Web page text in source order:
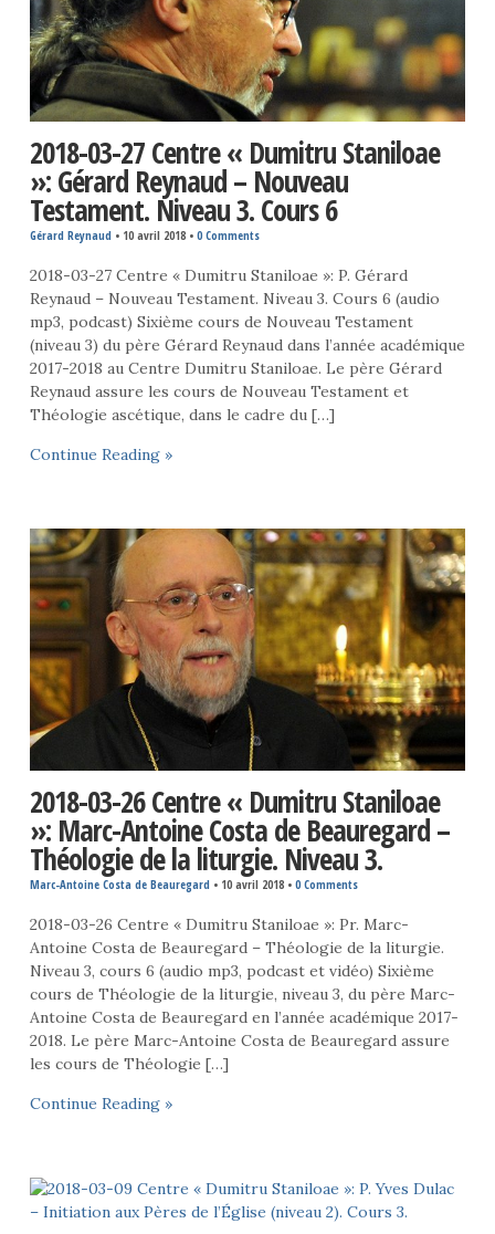
2018-03-27 Centre « Dumitru Staniloae
»: Gérard Reynaud – Nouveau
Testament. Niveau 3. Cours 6
Gérard Reynaud • 10 avril 2018• 0 Comments
2018-03-27 Centre « Dumitru Staniloae »: P. Gérard
Reynaud – Nouveau Testament. Niveau 3. Cours 6 (audio
mp3, podcast) Sixième cours de Nouveau Testament
(niveau 3) du père Gérard Reynaud dans l’année académique
2017-2018 au Centre Dumitru Staniloae. Le père Gérard
Reynaud assure les cours de Nouveau Testament et
Théologie ascétique, dans le cadre du […]
Continue Reading »
2018-03-26 Centre « Dumitru Staniloae
»: Marc-Antoine Costa de Beauregard –
Théologie de la liturgie. Niveau 3.
Marc-Antoine Costa de Beauregard • 10 avril 2018• 0 Comments
2018-03-26 Centre « Dumitru Staniloae »: Pr. Marc-
Antoine Costa de Beauregard – Théologie de la liturgie.
Niveau 3, cours 6 (audio mp3, podcast et vidéo) Sixième
cours de Théologie de la liturgie, niveau 3, du père Marc-
Antoine Costa de Beauregard en l’année académique 2017-
2018. Le père Marc-Antoine Costa de Beauregard assure
les cours de Théologie […]
Continue Reading »